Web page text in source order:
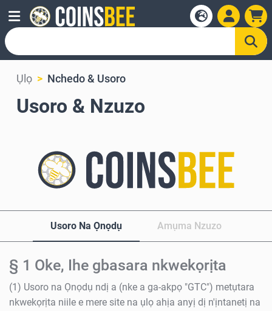
Ụlọ Nchedo & Usoro
Usoro & Nzuzo
Usoro Na Ọnọdụ Amụma Nzuzo
§ 1 Oke, Ihe gbasara nkwekọrịta
(1) Usoro na Ọnọdụ ndị a (nke a ga-akpọ "GTC") metụtara
nkwekọrịta niile e mere site na ụlọ ahịa anyị dị n'ịntanetị na